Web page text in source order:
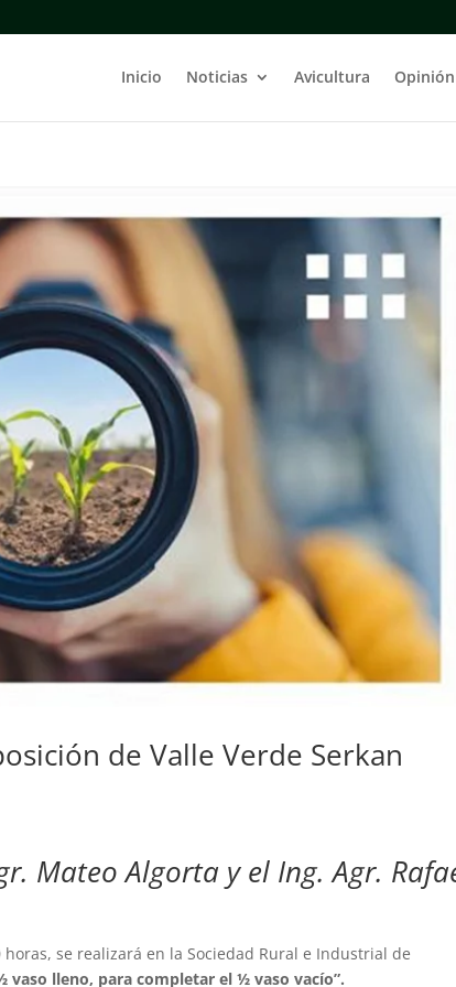
Inicio Noticias Avicultura Opinión
de Valle Verde Serkan
Mateo Algorta y el Ing. Agr.
horas, se realizará en la Sociedad Rural e Industrial de
vaso lleno, para completar el ½ vaso vacío”.